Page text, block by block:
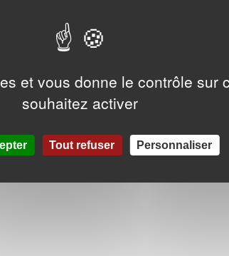
et vous donne le contrôle sur
souhaitez activer
Tout refuser Personnaliser